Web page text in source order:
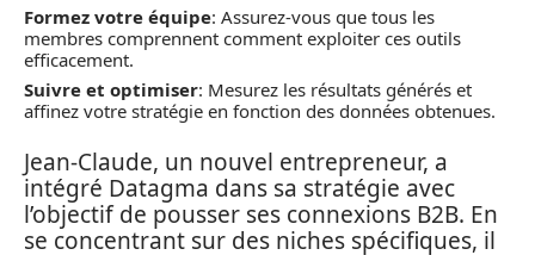
Formez votre équipe: Assurez-vous que tous les
membres comprennent comment exploiter ces outils
efficacement.
Suivre et optimiser: Mesurez les résultats générés et
affinez votre stratégie en fonction des données obtenues.
Jean-Claude, un nouvel entrepreneur, a
intégré Datagma dans sa stratégie avec
l’objectif de pousser ses connexions B2B. En
se concentrant sur des niches spécifiques, il